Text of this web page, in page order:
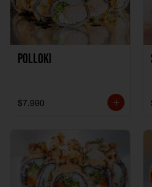
Polloki
$7.990